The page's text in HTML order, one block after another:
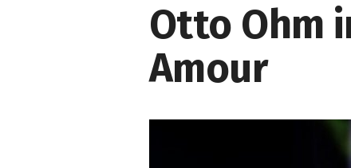
Otto Ohm
Amour